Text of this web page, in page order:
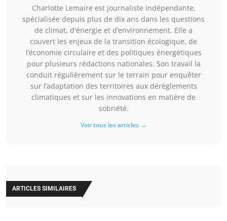
Charlotte Lemaire est journaliste indépendante,
spécialisée depuis plus de dix ans dans les questions
de climat, d'énergie et d’environnement. Elle a
couvert les enjeux de la transition écologique, de
l’économie circulaire et des politiques énergétiques
pour plusieurs rédactions nationales. Son travail la
conduit régulièrement sur le terrain pour enquêter
sur l’adaptation des territoires aux dérèglements
climatiques et sur les innovations en matière de
sobriété.
Voir tous les articles →
ARTICLES SIMILAIRES